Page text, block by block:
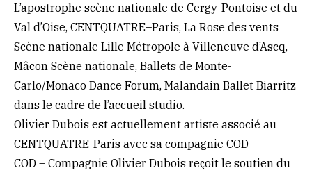
L’apostrophe scène nationale de Cergy-Pontoise et du
Val d’Oise, CENTQUATRE–Paris, La Rose des vents
Scène nationale Lille Métropole à Villeneuve d’Ascq,
Mâcon Scène nationale, Ballets de Monte-
Carlo/Monaco Dance Forum, Malandain Ballet Biarritz
dans le cadre de l’accueil studio.
Olivier Dubois est actuellement artiste associé au
CENTQUATRE-Paris avec sa compagnie COD
COD – Compagnie Olivier Dubois reçoit le soutien du